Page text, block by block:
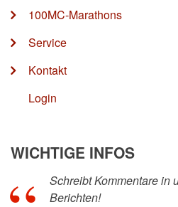
100MC-Marathons
Service
Kontakt
Login
WICHTIGE INFOS
Schreibt Kommentare in
Berichten!